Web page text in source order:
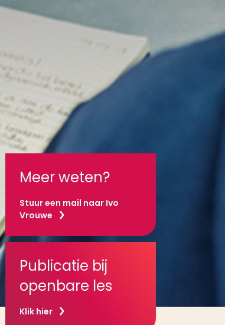
Meer weten?
Stuur een mail naar Ivo
Vrouwe
Publicatie bij
openbare les
Klik hier